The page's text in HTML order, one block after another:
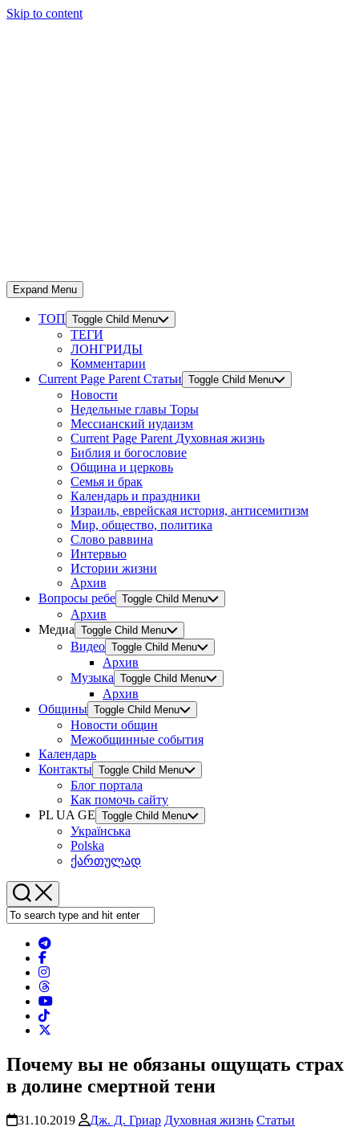
Skip to content
Expand Menu
ТОП Toggle Child Menu
ТЕГИ
ЛОНГРИДЫ
Комментарии
Current Page Parent Статьи Toggle Child Menu
Новости
Недельные главы Торы
Мессианский иудаизм
Current Page Parent Духовная жизнь
Библия и богословие
Община и церковь
Семья и брак
Календарь и праздники
Израиль, еврейская история, антисемитизм
Мир, общество, политика
Слово раввина
Интервью
Истории жизни
Архив
Вопросы ребе Toggle Child Menu
Архив
Медиа Toggle Child Menu
Видео Toggle Child Menu
Архив
Музыка Toggle Child Menu
Архив
Общины Toggle Child Menu
Новости общин
Межобщинные события
Календарь
Контакты Toggle Child Menu
Блог портала
Как помочь сайту
PL UA GE Toggle Child Menu
Українська
Polska
ქართულად
Почему вы не обязаны ощущать страх
в долине смертной тени
31.10.2019 Дж. Д. Гриар Духовная жизнь Статьи